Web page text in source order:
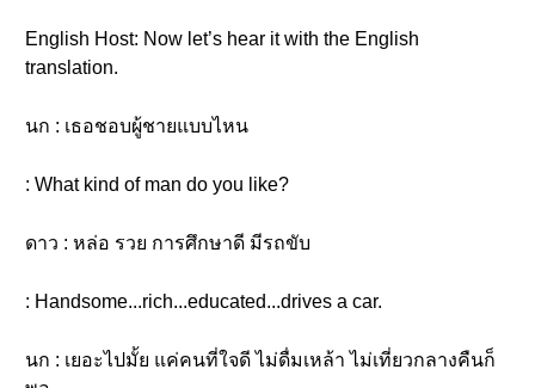
English Host: Now let’s hear it with the English
translation.
นก : เธอชอบผู้ชายแบบไหน
: What kind of man do you like?
ดาว : หล่อ รวย การศึกษาดี มีรถขับ
: Handsome...rich...educated...drives a car.
นก : เยอะไปมั้ย แค่คนที่ใจดี ไม่ดื่มเหล้า ไม่เที่ยวกลางคืนก็